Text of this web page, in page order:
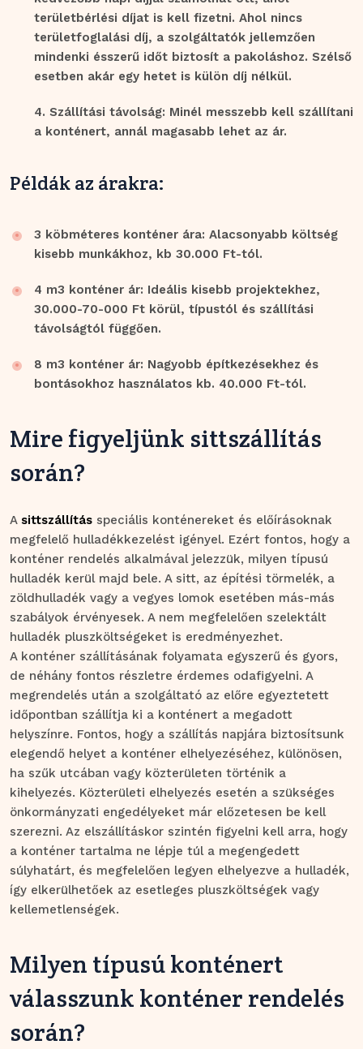
területbérlési díjat is kell fizetni. Ahol nincs
területfoglalási díj, a szolgáltatók jellemzően
mindenki ésszerű időt biztosít a pakoláshoz. Szélső
esetben akár egy hetet is külön díj nélkül.
Szállítási távolság: Minél messzebb kell szállítani
a konténert, annál magasabb lehet az ár.
Példák az árakra:
3 köbméteres konténer ára: Alacsonyabb költség
kisebb munkákhoz, kb 30.000 Ft-tól.
4 m3 konténer ár: Ideális kisebb projektekhez,
30.000-70-000 Ft körül, típustól és szállítási
távolságtól függően.
8 m3 konténer ár: Nagyobb építkezésekhez és
bontásokhoz használatos kb. 40.000 Ft-tól.
Mire figyeljünk sittszállítás
során?
A sittszállítás speciális konténereket és előírásoknak
megfelelő hulladékkezelést igényel. Ezért fontos, hogy a
konténer rendelés alkalmával jelezzük, milyen típusú
hulladék kerül majd bele. A sitt, az építési törmelék, a
zöldhulladék vagy a vegyes lomok esetében más-más
szabályok érvényesek. A nem megfelelően szelektált
hulladék pluszköltségeket is eredményezhet.
A konténer szállításának folyamata egyszerű és gyors,
de néhány fontos részletre érdemes odafigyelni. A
megrendelés után a szolgáltató az előre egyeztetett
időpontban szállítja ki a konténert a megadott
helyszínre. Fontos, hogy a szállítás napjára biztosítsunk
elegendő helyet a konténer elhelyezéséhez, különösen,
ha szűk utcában vagy közterületen történik a
kihelyezés. Közterületi elhelyezés esetén a szükséges
önkormányzati engedélyeket már előzetesen be kell
szerezni. Az elszállításkor szintén figyelni kell arra, hogy
a konténer tartalma ne lépje túl a megengedett
súlyhatárt, és megfelelően legyen elhelyezve a hulladék,
így elkerülhetőek az esetleges pluszköltségek vagy
kellemetlenségek.
Milyen típusú konténert
válasszunk konténer rendelés
során?